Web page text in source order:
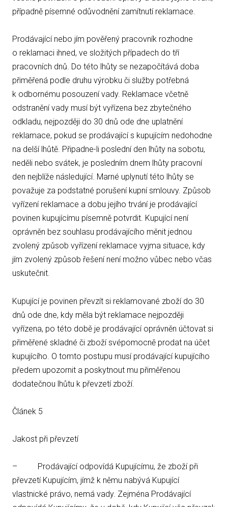
případně písemné odůvodnění zamítnutí reklamace.
Prodávající nebo jím pověřený pracovník rozhodne
o reklamaci ihned, ve složitých případech do tří
pracovních dnů. Do této lhůty se nezapočítává doba
přiměřená podle druhu výrobku či služby potřebná
k odbornému posouzení vady. Reklamace včetně
odstranění vady musí být vyřízena bez zbytečného
odkladu, nejpozději do 30 dnů ode dne uplatnění
reklamace, pokud se prodávající s kupujícím nedohodne
na delší lhůtě. Připadne-li poslední den lhůty na sobotu,
neděli nebo svátek, je posledním dnem lhůty pracovní
den nejblíže následující. Marné uplynutí této lhůty se
považuje za podstatné porušení kupní smlouvy. Způsob
vyřízení reklamace a dobu jejího trvání je prodávající
povinen kupujícímu písemně potvrdit. Kupující není
oprávněn bez souhlasu prodávajícího měnit jednou
zvolený způsob vyřízení reklamace vyjma situace, kdy
jím zvolený způsob řešení není možno vůbec nebo včas
uskutečnit.
Kupující je povinen převzít si reklamované zboží do 30
dnů ode dne, kdy měla být reklamace nejpozději
vyřízena, po této době je prodávající oprávněn účtovat si
přiměřené skladné či zboží svépomocně prodat na účet
kupujícího. O tomto postupu musí prodávající kupujícího
předem upozornit a poskytnout mu přiměřenou
dodatečnou lhůtu k převzetí zboží.
Článek 5
Jakost při převzetí
– Prodávající odpovídá Kupujícímu, že zboží při
převzetí Kupujícím, jímž k němu nabývá Kupující
vlastnické právo, nemá vady. Zejména Prodávající